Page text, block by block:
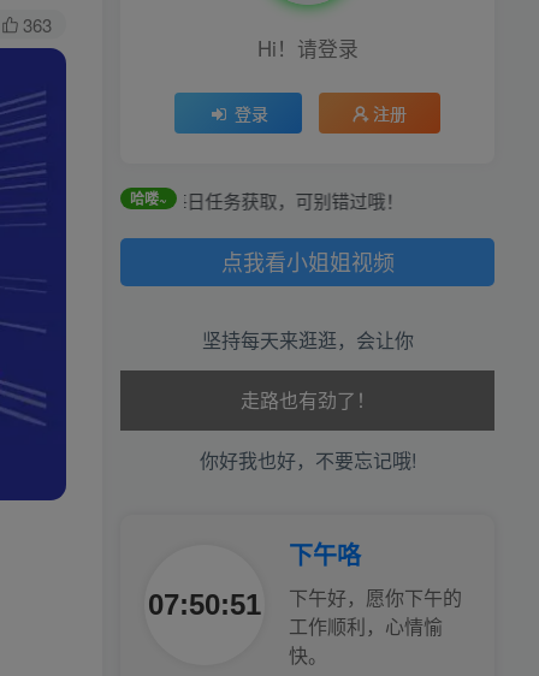
363
Hi！请登录
登录 注册
哈喽~
到和每日任务获取，可别错过哦！
点我看小姐姐视频
坚持每天来逛逛，会让你
生活也美好了！
心情也舒畅了！
腰也不酸了！
你好我也好，不要忘记哦!
07:50:53
下午咯
下午好，愿你下午的
工作顺利，心情愉
快。